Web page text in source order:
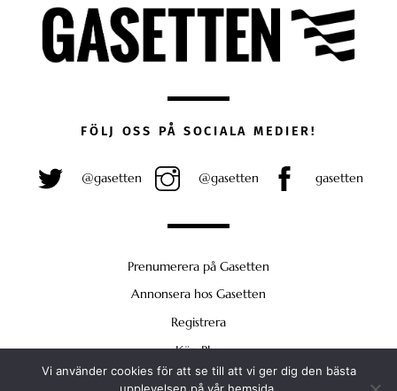
FÖLJ OSS PÅ SOCIALA MEDIER!
@gasetten @gasetten gasetten
Prenumerera på Gasetten
Annonsera hos Gasetten
Registrera
Köp Plus
Vi använder cookies för att se till att vi ger dig den bästa